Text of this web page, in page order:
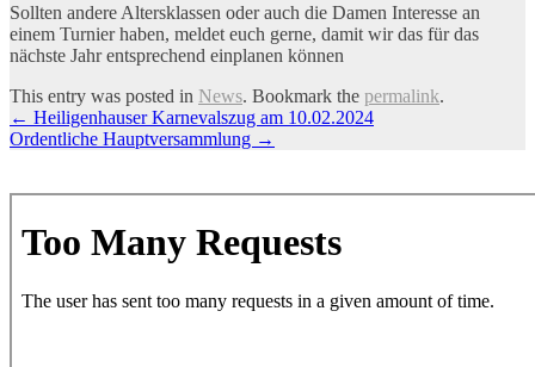
Sollten andere Altersklassen oder auch die Damen Interesse an
einem Turnier haben, meldet euch gerne, damit wir das für das
nächste Jahr entsprechend einplanen können
This entry was posted in News. Bookmark the permalink.
Artikel-
Navigation
← Heiligenhauser Karnevalszug am 10.02.2024
Ordentliche Hauptversammlung →